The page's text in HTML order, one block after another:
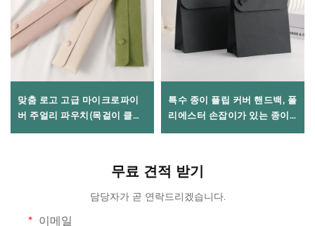
맞춤 로고 고급 마이크로파이
버 주얼리 파우치(목걸이 클립
삽입식), 부드러운 펜던트 포장
특수 종이 플립 커버 핸드백, 폴
리에스터 손잡이가 있는 종이
기프트 백, 휴대용 생일 공예 포
무료 견적 받기
담당자가 곧 연락드리겠습니다.
이메일